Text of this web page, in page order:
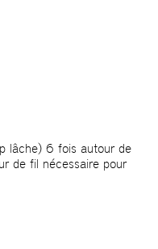
lâche) 6 fois autour de
de fil nécessaire pour